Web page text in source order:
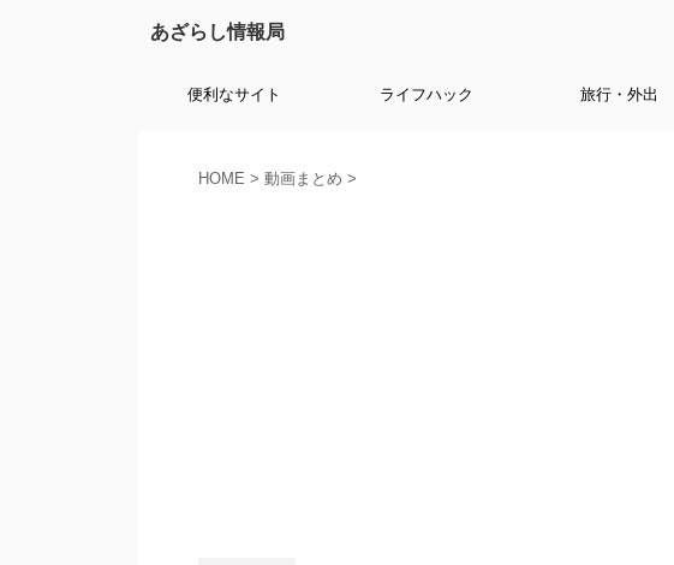
あざらし情報局
便利なサイト ライフハック 旅行・外出
HOME > 動画まとめ >